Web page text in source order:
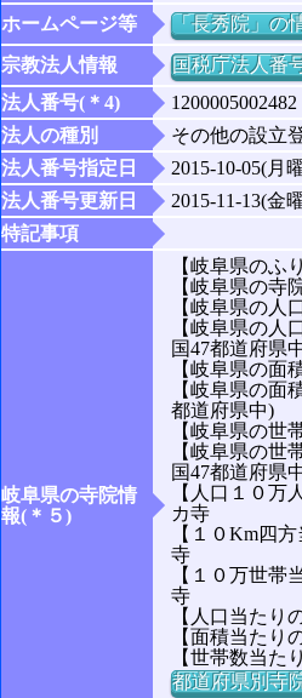
ホームページ等
「長秀院」の
宗教法人情報
国税庁法人番
法人番号(＊4)
1200005002482
法人の種別
その他の設立
法人番号指定日
2015-10-05(月
法人番号更新日
2015-11-13(金
特記事項
岐阜県の寺院情
報(＊５)
【岐阜県のふ
【岐阜県の寺
【岐阜県の人
【岐阜県の人
国47都道府県
【岐阜県の面
【岐阜県の面
都道府県中)
【岐阜県の世
【岐阜県の世
国47都道府県
【人口１０万
カ寺
【１０Km四
寺
【１０万世帯
寺
【人口当たり
【面積当たり
【世帯数当た
都道府県別寺